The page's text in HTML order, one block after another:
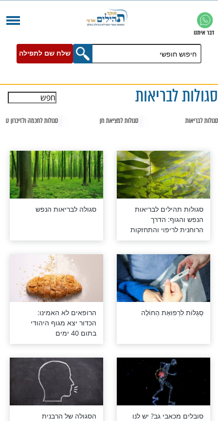
שלח שם לתפילה
סגולות לחכמה ולזיכרון טוב סגולות להצלחה
לבריאות
הדרך
והתחזקות
סגולה לבריאות הנפש
הַחוֹלֶה
הרופאים לא האמינו:
הכדור יצא מגוף היהודי